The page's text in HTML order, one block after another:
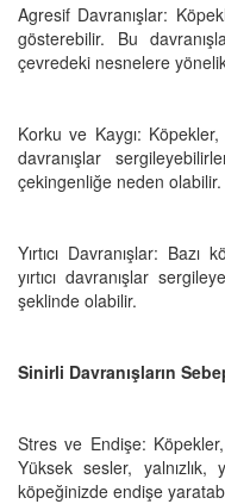
Agresif Davranışlar:
gösterebilir. Bu
çevredeki nesnelere
Korku ve Kaygı:
davranışlar
çekingenliğe neden olabilir.
Yırtıcı Davranışlar:
yırtıcı davranışlar
şeklinde olabilir.
Sinirli Davranışların
Stres ve Endişe:
Yüksek sesler,
köpeğinizde endişe